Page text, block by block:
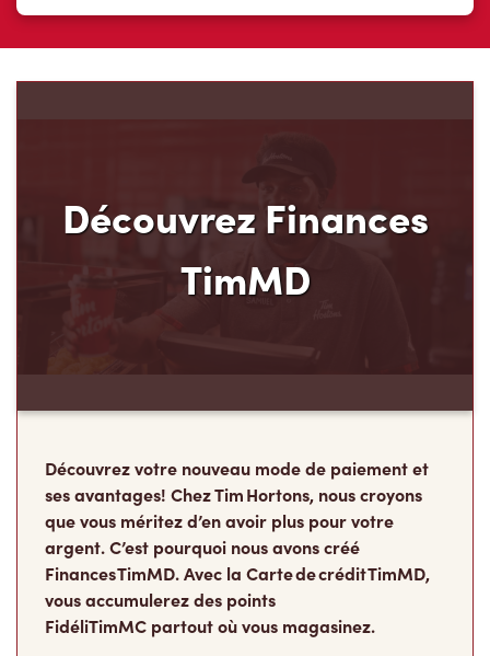
Découvrez Finances
TimMD
Découvrez votre nouveau mode de paiement et
ses avantages! Chez Tim Hortons, nous croyons
que vous méritez d’en avoir plus pour votre
argent. C’est pourquoi nous avons créé
Finances TimMD. Avec la Carte de crédit TimMD,
vous accumulerez des points
FidéliTimMC partout où vous magasinez.